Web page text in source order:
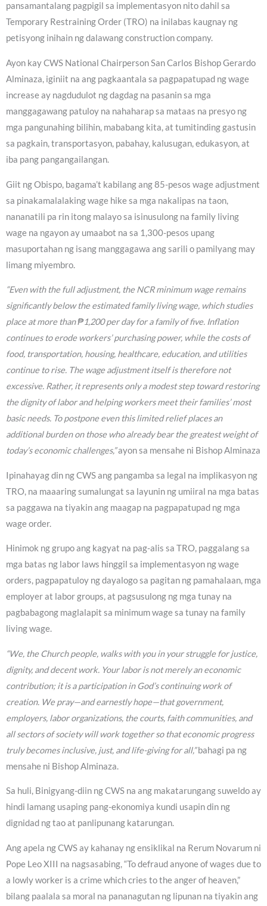
pansamantalang pagpigil sa implementasyon nito dahil sa
Temporary Restraining Order (TRO) na inilabas kaugnay ng
petisyong inihain ng dalawang construction company.
Ayon kay CWS National Chairperson San Carlos Bishop Gerardo
Alminaza, iginiit na ang pagkaantala sa pagpapatupad ng wage
increase ay nagdudulot ng dagdag na pasanin sa mga
manggagawang patuloy na nahaharap sa mataas na presyo ng
mga pangunahing bilihin, mababang kita, at tumitinding gastusin
sa pagkain, transportasyon, pabahay, kalusugan, edukasyon, at
iba pang pangangailangan.
Giit ng Obispo, bagama’t kabilang ang 85-pesos wage adjustment
sa pinakamalalaking wage hike sa mga nakalipas na taon,
nananatili pa rin itong malayo sa isinusulong na family living
wage na ngayon ay umaabot na sa 1,300-pesos upang
masuportahan ng isang manggagawa ang sarili o pamilyang may
limang miyembro.
“Even with the full adjustment, the NCR minimum wage remains
significantly below the estimated family living wage, which studies
place at more than ₱1,200 per day for a family of five. Inflation
continues to erode workers’ purchasing power, while the costs of
food, transportation, housing, healthcare, education, and utilities
continue to rise. The wage adjustment itself is therefore not
excessive. Rather, it represents only a modest step toward restoring
the dignity of labor and helping workers meet their families’ most
basic needs. To postpone even this limited relief places an
additional burden on those who already bear the greatest weight of
today’s economic challenges,”ayon sa mensahe ni Bishop Alminaza
Ipinahayag din ng CWS ang pangamba sa legal na implikasyon ng
TRO, na maaaring sumalungat sa layunin ng umiiral na mga batas
sa paggawa na tiyakin ang maagap na pagpapatupad ng mga
wage order.
Hinimok ng grupo ang kagyat na pag-alis sa TRO, paggalang sa
mga batas ng labor laws hinggil sa implementasyon ng wage
orders, pagpapatuloy ng dayalogo sa pagitan ng pamahalaan, mga
employer at labor groups, at pagsusulong ng mga tunay na
pagbabagong maglalapit sa minimum wage sa tunay na family
living wage.
“We, the Church people, walks with you in your struggle for justice,
dignity, and decent work. Your labor is not merely an economic
contribution; it is a participation in God’s continuing work of
creation. We pray—and earnestly hope—that government,
employers, labor organizations, the courts, faith communities, and
all sectors of society will work together so that economic progress
truly becomes inclusive, just, and life-giving for all,”bahagi pa ng
mensahe ni Bishop Alminaza.
Sa huli, Binigyang-diin ng CWS na ang makatarungang suweldo ay
hindi lamang usaping pang-ekonomiya kundi usapin din ng
dignidad ng tao at panlipunang katarungan.
Ang apela ng CWS ay kahanay ng ensiklikal na Rerum Novarum ni
Pope Leo XIII na nagsasabing, “To defraud anyone of wages due to
a lowly worker is a crime which cries to the anger of heaven,”
bilang paalala sa moral na pananagutan ng lipunan na tiyakin ang